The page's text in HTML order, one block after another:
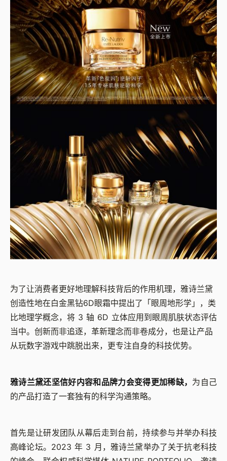
为了让消费者更好地理解科技背后的作用机理，雅诗兰黛
创造性地在白金黑钻6D眼霜中提出了「眼周地形学」，类
比地理学概念，将 3 轴 6D 立体应用到眼周肌肤状态评估
当中。创新而非追逐，革新理念而非卷成分，也是让产品
从玩数字游戏中跳脱出来，更专注自身的科技优势。
雅诗兰黛还坚信好内容和品牌力会变得更加稀缺， 为自己
的产品打造了一套独有的科学沟通策略。
首先是让研发团队从幕后走到台前，持续参与并举办科技
高峰论坛。2023 年 3 月，雅诗兰黛举办了关于抗老科技